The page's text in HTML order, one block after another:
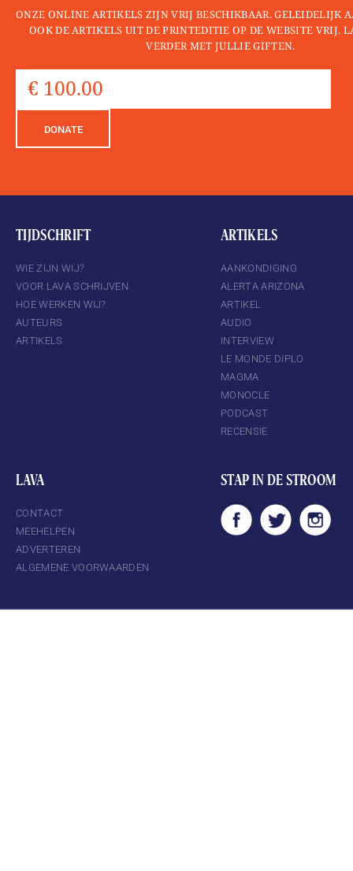
ONZE ONLINE ARTIKELS ZIJN VRIJ BESCHIKBAAR. GELEIDELIJK
OOK DE ARTIKELS UIT DE PRINTEDITIE OP DE WEBSITE VRIJ.
VERDER MET JULLIE GIFTEN.
DONATE
TIJDSCHRIFT
WIE ZIJN WIJ?
VOOR LAVA SCHRIJVEN
HOE WERKEN WIJ?
AUTEURS
ARTIKELS
ARTIKELS
AANKONDIGING
ALERTA ARIZONA
ARTIKEL
AUDIO
INTERVIEW
LE MONDE DIPLO
MAGMA
MONOCLE
PODCAST
RECENSIE
LAVA
CONTACT
MEEHELPEN
ADVERTEREN
ALGEMENE VOORWAARDEN
STAP IN DE STROOM